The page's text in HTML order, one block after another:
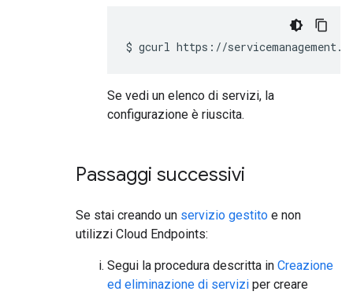
$ gcurl
Se vedi un elenco di servizi, la
configurazione è riuscita.
Passaggi successivi
Se stai creando un servizio gestito e non
utilizzi Cloud Endpoints:
Segui la procedura descritta in Creazione
ed eliminazione di servizi per creare